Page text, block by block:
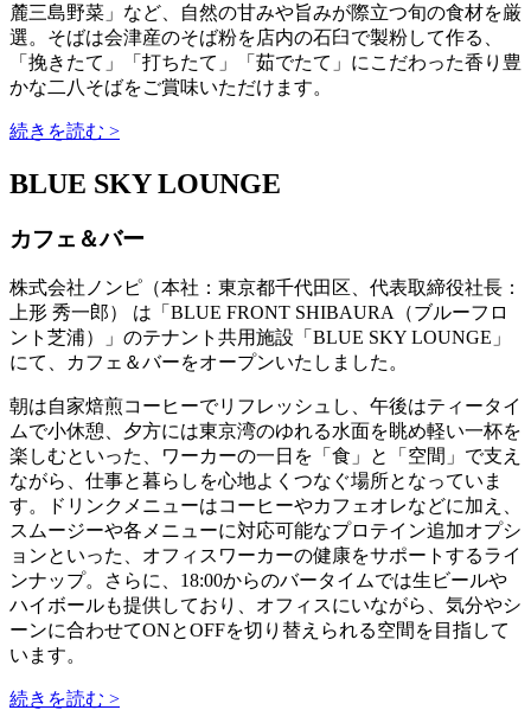
麓三島野菜」など、自然の甘みや旨みが際立つ旬の食材を厳
選。そばは会津産のそば粉を店内の石臼で製粉して作る、
「挽きたて」「打ちたて」「茹でたて」にこだわった香り豊
かな二八そばをご賞味いただけます。
続きを読む >
BLUE SKY LOUNGE
カフェ＆バー
株式会社ノンピ（本社：東京都千代田区、代表取締役社長：
上形 秀一郎） は「BLUE FRONT SHIBAURA（ブルーフロ
ント芝浦）」のテナント共用施設「BLUE SKY LOUNGE」
にて、カフェ＆バーをオープンいたしました。
朝は自家焙煎コーヒーでリフレッシュし、午後はティータイ
ムで小休憩、夕方には東京湾のゆれる水面を眺め軽い一杯を
楽しむといった、ワーカーの一日を「食」と「空間」で支え
ながら、仕事と暮らしを心地よくつなぐ場所となっていま
す。ドリンクメニューはコーヒーやカフェオレなどに加え、
スムージーや各メニューに対応可能なプロテイン追加オプシ
ョンといった、オフィスワーカーの健康をサポートするライ
ンナップ。さらに、18:00からのバータイムでは生ビールや
ハイボールも提供しており、オフィスにいながら、気分やシ
ーンに合わせてONとOFFを切り替えられる空間を目指して
います。
続きを読む >